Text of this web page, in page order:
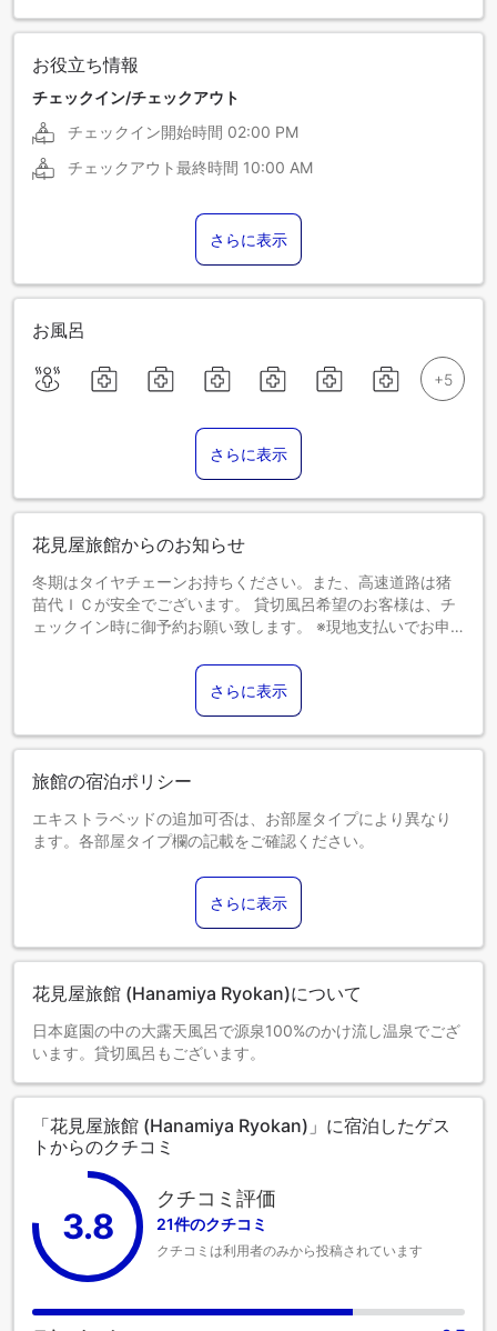
お役立ち情報
チェックイン/チェックアウト
チェックイン開始時間 02:00 PM
チェックアウト最終時間 10:00 AM
さらに表示
お風呂
さらに表示
花見屋旅館からのお知らせ
冬期はタイヤチェーンお持ちください。また、高速道路は猪
苗代ＩＣが安全でございます。 貸切風呂希望のお客様は、チ
ェックイン時に御予約お願い致します。 ※現地支払いでお申
さらに表示
旅館の宿泊ポリシー
エキストラベッドの追加可否は、お部屋タイプにより異なり
ます。各部屋タイプ欄の記載をご確認ください。
さらに表示
花見屋旅館 (Hanamiya Ryokan)について
日本庭園の中の大露天風呂で源泉100%のかけ流し温泉でござ
います。貸切風呂もございます。
「花見屋旅館 (Hanamiya Ryokan)」に宿泊したゲス
トからのクチコミ
3.8
クチコミ評価
21件のクチコミ
クチコミは利用者のみから投稿されています